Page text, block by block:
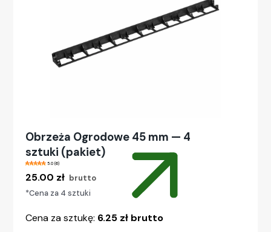
Obrzeża Ogrodowe 45 mm — 4
sztuki (pakiet)
5.0 (6)
25.00 zł brutto
*Cena za 4 sztuki
Cena za sztukę: 6.25 zł brutto